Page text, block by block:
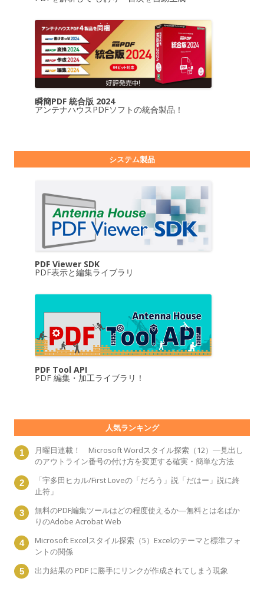
瞬簡PDF 統合版 2024
アンテナハウスPDFソフトの統合製品！
システム製品
PDF Viewer SDK
PDF表示と編集ライブラリ
PDF Tool API
PDF 編集・加工ライブラリ！
人気ランキング
月曜日連載！ Microsoft Wordスタイル探索（12）―見出し
のアウトライン番号の付け方を変更する確実・簡単な方法
「宇多田ヒカル/First Loveの「だろう」説「だはー」説に終
止符」
無料のPDF編集ツールはどの程度使えるか―無料とは名ばか
りのAdobe Acrobat Web
Microsoft Excelスタイル探索（5）Excelのテーマと標準フォ
ントの関係
出力結果の PDF に勝手にリンクが作成されてしまう現象